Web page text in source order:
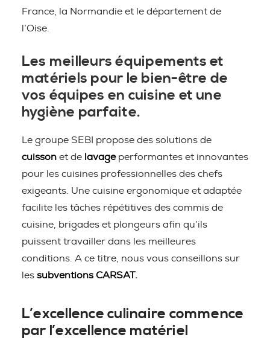
France, la Normandie et le département de
l’Oise.
Les meilleurs équipements et
matériels pour le bien-être de
vos équipes en cuisine et une
hygiène parfaite.
Le groupe SEBI propose des solutions de
cuisson et de lavageperformantes et innovantes
pour les cuisines professionnelles des chefs
exigeants. Une cuisine ergonomique et adaptée
facilite les tâches répétitives des commis de
cuisine, brigades et plongeurs afin qu’ils
puissent travailler dans les meilleures
conditions. A ce titre, nous vous conseillons sur
les subventions CARSAT.
L’excellence culinaire commence
par l’excellence matériel